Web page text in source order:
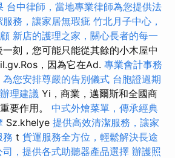
台中律師，當地專業律師為您提供法
務，讓家居無瑕疵 竹北月子中心，
新店的護理之家，關心長者的每一
刻，您可能只能從其餘的小木屋中
，因為它在Ad. 專業會計事務
您安排尊嚴的告別儀式 台胞證過期
理建議 Yi，商業，邁爾斯和全國商
要作用。 中式外燴菜單，傳承經典
Sz.khelye 提供高效清潔服務，讓家
務 t 貨運服務全方位，輕鬆解決長途
司，提供各式助聽器產品選擇 辦護照